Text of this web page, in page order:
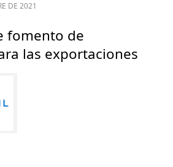
DE 2021
fomento de
las exportaciones